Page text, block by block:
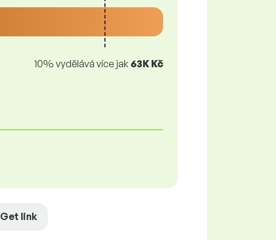
10% vydělává více jak 63K Kč
Get link